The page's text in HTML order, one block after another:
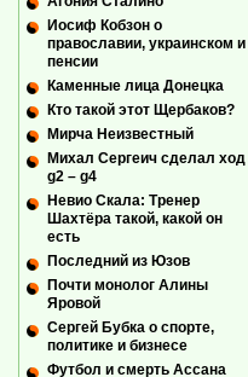
Иосиф Кобзон о
православии, украинском и
пенсии
Каменные лица Донецка
Кто такой этот Щербаков?
Мирча Неизвестный
Михал Сергеич сделал ход
g2 – g4
Невио Скала: Тренер
Шахтёра такой, какой он
есть
Последний из Юзов
Почти монолог Алины
Яровой
Сергей Бубка о спорте,
политике и бизнесе
Футбол и смерть Ассана